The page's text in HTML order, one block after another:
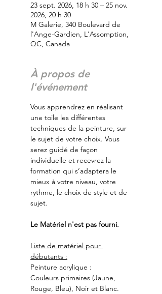
23 sept. 2026, 18 h 30 – 25 nov.
2026, 20 h 30
M Galerie, 340 Boulevard de
l'Ange-Gardien, L'Assomption,
QC, Canada
À propos de
l'événement
Vous apprendrez en réalisant
une toile les différentes
techniques de la peinture, sur
le sujet de votre choix. Vous
serez guidé de façon
individuelle et recevrez la
formation qui s’adaptera le
mieux à votre niveau, votre
rythme, le choix de style et de
sujet.
Le Matériel n'est pas fourni.
Liste de matériel pour
débutants :
Peinture acrylique :
Couleurs primaires (Jaune,
Rouge, Bleu), Noir et Blanc.